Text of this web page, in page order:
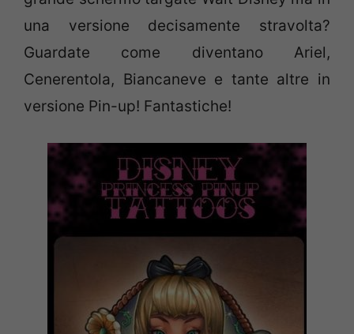
una versione decisamente stravolta?
Guardate come diventano Ariel,
Cenerentola, Biancaneve e tante altre in
versione Pin-up! Fantastiche!